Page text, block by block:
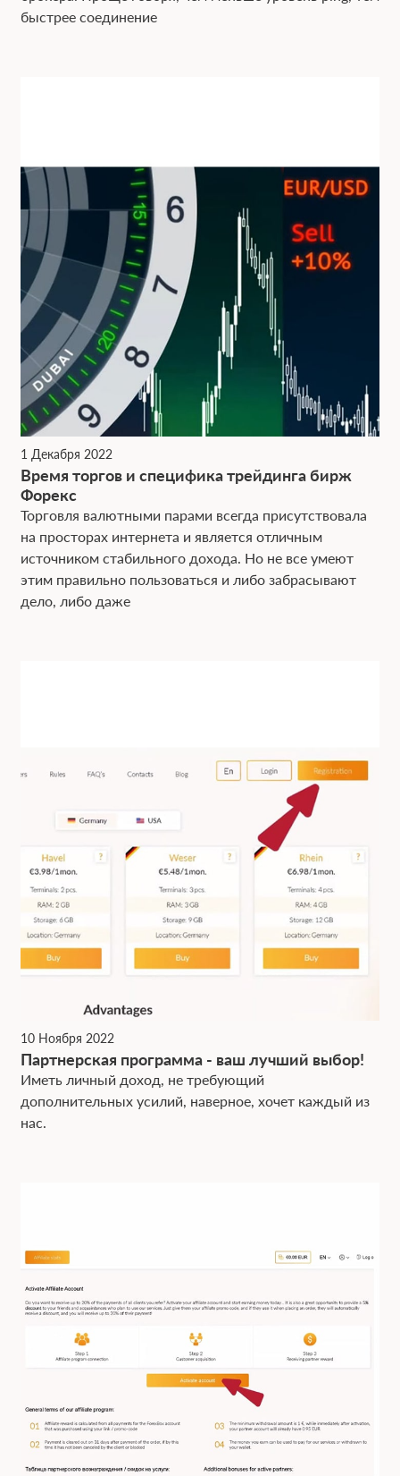
быстрее соединение
1 Декабря 2022
Время торгов и специфика трейдинга бирж
Форекс
Торговля валютными парами всегда присутствовала
на просторах интернета и является отличным
источником стабильного дохода. Но не все умеют
этим правильно пользоваться и либо забрасывают
дело, либо даже
10 Ноября 2022
Партнерская программа - ваш лучший выбор!
Иметь личный доход, не требующий
дополнительных усилий, наверное, хочет каждый из
нас.